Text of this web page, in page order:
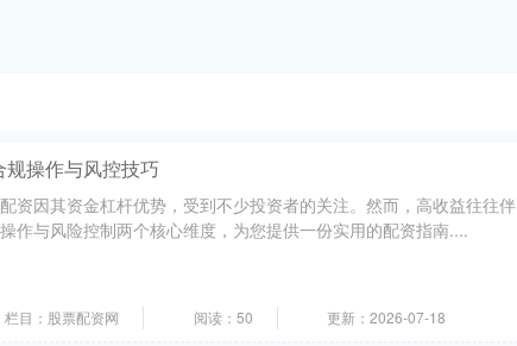
操作与风控技巧
资因其资金杠杆优势，受到不少投资者的关注。然而，高收益往往伴
作与风险控制两个核心维度，为您提供一份实用的配资指南....
栏目：股票配资网 阅读：50 更新：2026-07-18